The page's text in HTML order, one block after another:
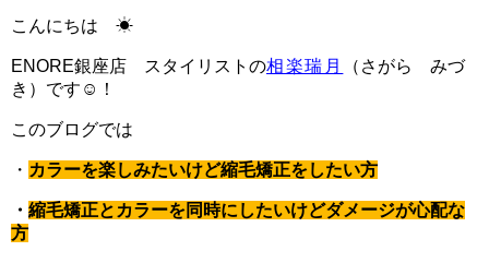
こんにちは ☀︎
ENORE銀座店 スタイリストの相楽瑞月
（さがら みづ
き）です☺︎！
このブログでは
・ カラーを楽しみたいけど縮毛矯正をしたい方
・ 縮毛矯正とカラーを同時にしたいけどダメージが心配な
方